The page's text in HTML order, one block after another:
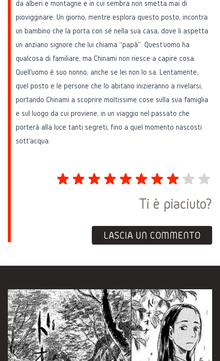
Ti è piaciuto?
LASCIA UN COMMENTO
da alberi e montagne e in cui sembra non smetta mai di
piovigginare. Un giorno, mentre esplora questo posto, incontra
un bambino che la porta con sé nella sua casa, dove li aspetta
un anziano signore che lui chiama “papà”. Quest'uomo ha
qualcosa di familiare, ma Chinami non riesce a capire cosa.
Quell'uomo è suo nonno, anche se lei non lo sa. Lentamente,
quel posto e le persone che lo abitano inizieranno a rivelarsi,
portando Chinami a scoprire moltissime cose sulla sua famiglia
e sul luogo da cui proviene, in un viaggio nel passato che
porterà alla luce tanti segreti, fino a quel momento nascosti
sott'acqua.